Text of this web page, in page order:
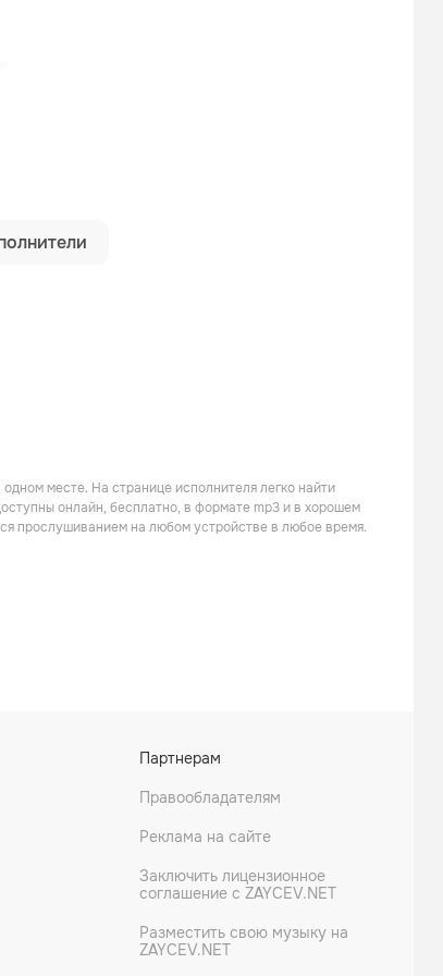
Поп Поп
месте. На странице исполнителя легко найти
онлайн, бесплатно, в формате mp3 и в хорошем
прослушиванием на любом устройстве в любое время.
Партнерам
Правообладателям
Реклама на сайте
Заключить лицензионное
соглашение с ZAYCEV.NET
Разместить свою музыку на
ZAYCEV.NET